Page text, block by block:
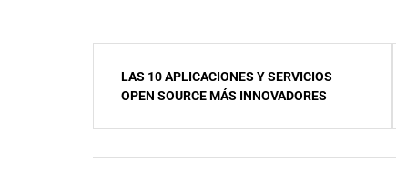
entradas
LAS 10 APLICACIONES Y SERVICIOS
OPEN SOURCE MÁS INNOVADORES